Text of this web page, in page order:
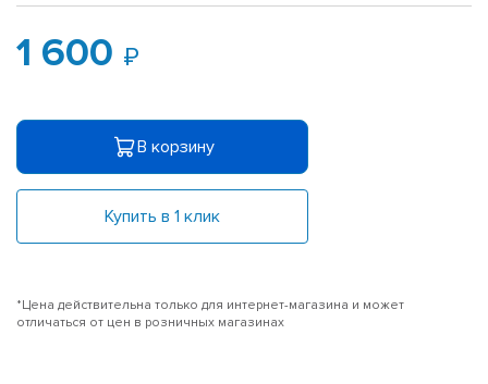
1 600
В корзину
Купить в 1 клик
*Цена действительна только для интернет-магазина и может
отличаться от цен в розничных магазинах